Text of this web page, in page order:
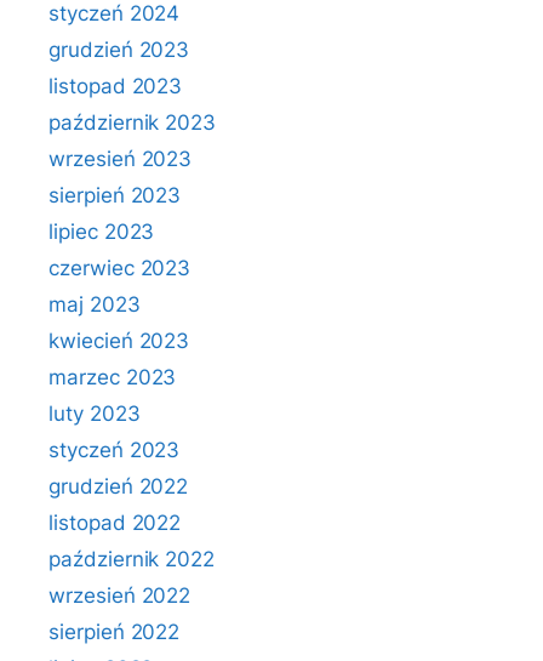
styczeń 2024
grudzień 2023
listopad 2023
październik 2023
wrzesień 2023
sierpień 2023
lipiec 2023
czerwiec 2023
maj 2023
kwiecień 2023
marzec 2023
luty 2023
styczeń 2023
grudzień 2022
listopad 2022
październik 2022
wrzesień 2022
sierpień 2022